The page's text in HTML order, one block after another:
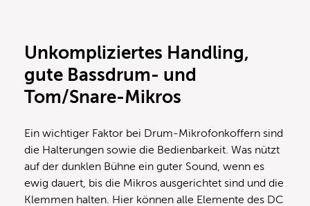
Unkompliziertes Handling,
gute Bassdrum- und
Tom/Snare-Mikros
Ein wichtiger Faktor bei Drum-Mikrofonkoffern sind
die Halterungen sowie die Bedienbarkeit. Was nützt
auf der dunklen Bühne ein guter Sound, wenn es
ewig dauert, bis die Mikros ausgerichtet sind und die
Klemmen halten. Hier können alle Elemente des DC